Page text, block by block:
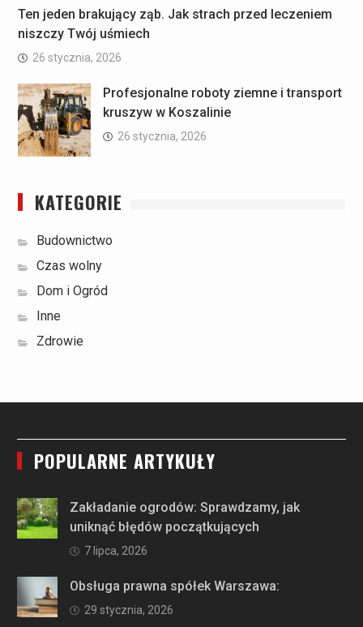
Ten jeden brakujący ząb. Jak strach przed leczeniem
niszczy Twój uśmiech
26 stycznia, 2026
Profesjonalne roboty ziemne i transport
kruszyw w Koszalinie
26 stycznia, 2026
KATEGORIE
Budownictwo
Czas wolny
Dom i Ogród
Inne
Zdrowie
POPULARNE ARTYKUŁY
Zakładanie ogrodów: Sprawdzamy, jak
uniknąć błędów początkujących
7 lipca, 2026
Obsługa prawna spółek Warszawa:
29 stycznia, 2026